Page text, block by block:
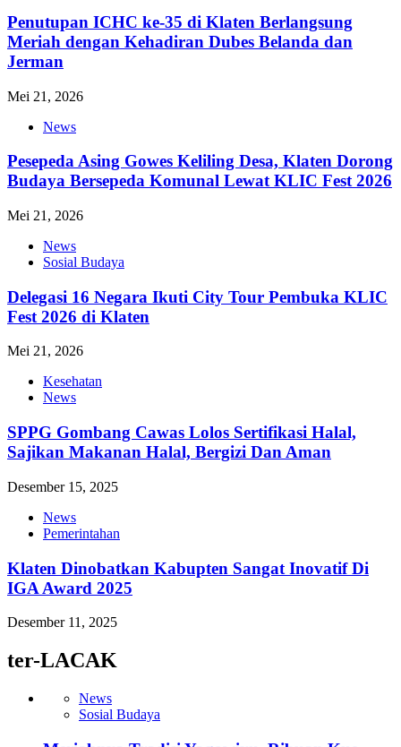
Penutupan ICHC ke-35 di Klaten Berlangsung
Meriah dengan Kehadiran Dubes Belanda dan
Jerman
Mei 21, 2026
News
Pesepeda Asing Gowes Keliling Desa, Klaten Dorong
Budaya Bersepeda Komunal Lewat KLIC Fest 2026
Mei 21, 2026
News
Sosial Budaya
Delegasi 16 Negara Ikuti City Tour Pembuka KLIC
Fest 2026 di Klaten
Mei 21, 2026
Kesehatan
News
SPPG Gombang Cawas Lolos Sertifikasi Halal,
Sajikan Makanan Halal, Bergizi Dan Aman
Desember 15, 2025
News
Pemerintahan
Klaten Dinobatkan Kabupten Sangat Inovatif Di
IGA Award 2025
Desember 11, 2025
ter-LACAK
News
Sosial Budaya